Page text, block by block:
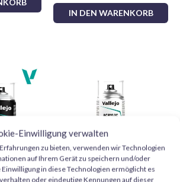
Einwilligung verwalten
zu bieten, verwenden wir Technologien
auf Ihrem Gerät zu speichern und/oder
in diese Technologien ermöglicht es
oder eindeutige Kennungen auf dieser
Polystyrolschaum
Glatt und makellos
Ergebnisse. Erwecken Sie Ihre
und Kreationen mit der
von Tamiya zum Leben!
IN DEN WARENKORB